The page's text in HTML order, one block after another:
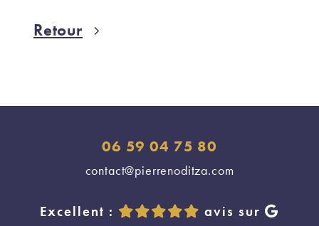
Retour
06 59 04 75 80
contact@pierrenoditza.com
Excellent : avis sur